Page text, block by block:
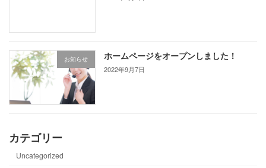
お知らせ ホームページをオープンしました！
2022年9月7日
カテゴリー
Uncategorized